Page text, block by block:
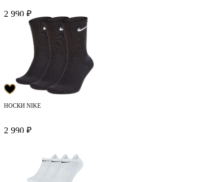
2 990 ₽
НОСКИ NIKE
2 990 ₽